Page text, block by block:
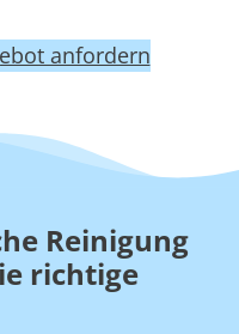
anfordern
Reinigung
richtige